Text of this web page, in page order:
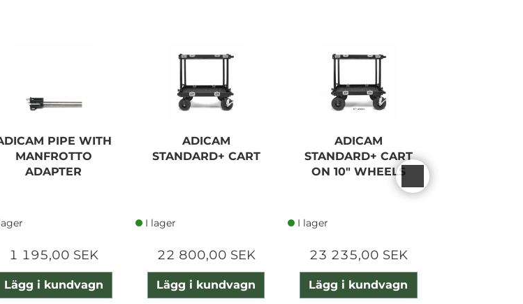
PIPE WITH
MANFROTTO
ADAPTER
1 195,00 SEK
Lägg i kundvagn
ADICAM
STANDARD+ CART
I lager
22 800,00 SEK
Lägg i kundvagn
ADICAM
STANDARD+ CART
ON 10" WHEELS
I lager
23 235,00 SEK
Lägg i kundvagn